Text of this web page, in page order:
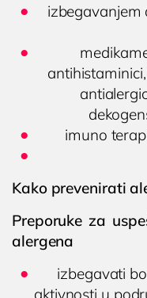
izbegavanjem
imuno
Kako prevenirati
Preporuke za
alergena
izbegavati
aktivnosti u